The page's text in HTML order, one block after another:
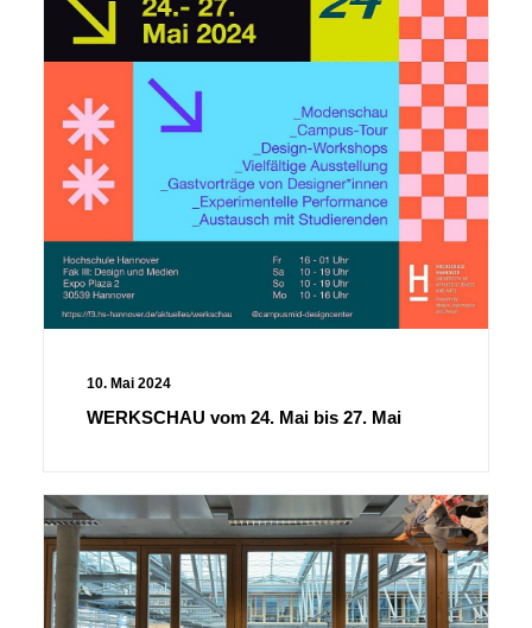
10. Mai 2024
WERKSCHAU vom 24. Mai bis 27. Mai